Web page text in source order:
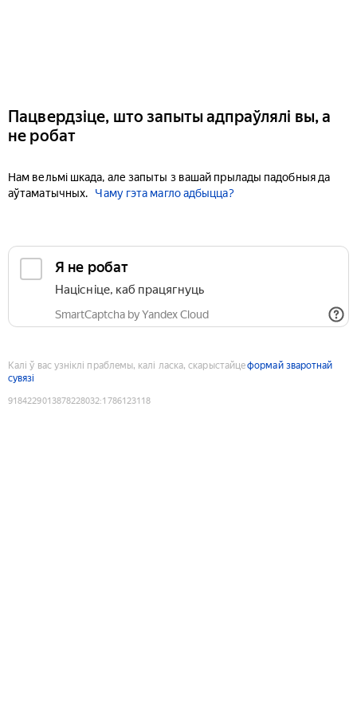
Пацвердзіце, што запыты адпраўлялі вы, а
не робат
Нам вельмі шкада, але запыты з вашай прылады падобныя да
аўтаматычных.
Чаму гэта магло адбыцца?
Я не робат
Націсніце, каб працягнуць
SmartCaptcha by Yandex Cloud
Калі ў вас узніклі праблемы, калі ласка, скарыстайцеформай зваротнай
сувязі
9184229013878228032:1786123118